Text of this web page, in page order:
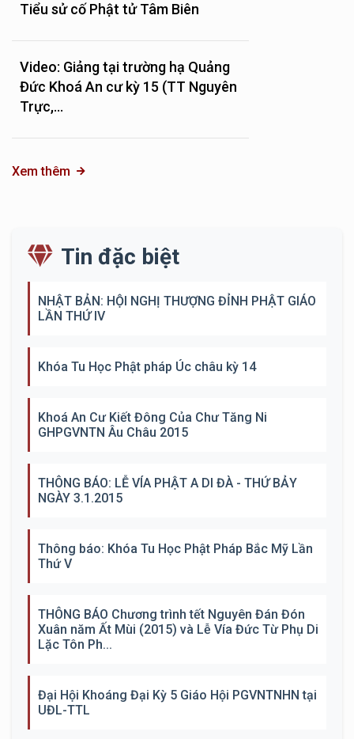
Tiểu sử cố Phật tử Tâm Biên
Video: Giảng tại trường hạ Quảng
Đức Khoá An cư kỳ 15 (TT Nguyên
Trực,...
Xem thêm
Tin đặc biệt
NHẬT BẢN: HỘI NGHỊ THƯỢNG ĐỈNH PHẬT GIÁO
LẦN THỨ IV
Khóa Tu Học Phật pháp Úc châu kỳ 14
Khoá An Cư Kiết Đông Của Chư Tăng Ni
GHPGVNTN Âu Châu 2015
THÔNG BÁO: LỄ VÍA PHẬT A DI ĐÀ - THỨ BẢY
NGÀY 3.1.2015
Thông báo: Khóa Tu Học Phật Pháp Bắc Mỹ Lần
Thứ V
THÔNG BÁO Chương trình tết Nguyên Đán Đón
Xuân năm Ất Mùi (2015) và Lễ Vía Đức Từ Phụ Di
Lặc Tôn Ph...
Đại Hội Khoáng Đại Kỳ 5 Giáo Hội PGVNTNHN tại
UĐL-TTL